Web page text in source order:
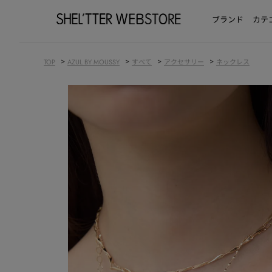
ブランド カテ
TOP > AZUL BY MOUSSY > すべて > アクセサリー > ネックレス